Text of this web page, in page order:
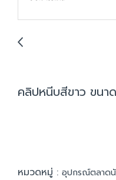
คลิปหนีบสีขาว ขนา
หมวดหมู่ : อุปกรณ์ตลาด